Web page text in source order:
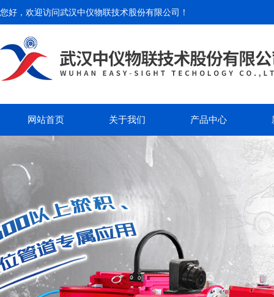
您好，欢迎访问武汉中仪物联技术股份有限公司 ！
网站首页 关于我们 产品中心